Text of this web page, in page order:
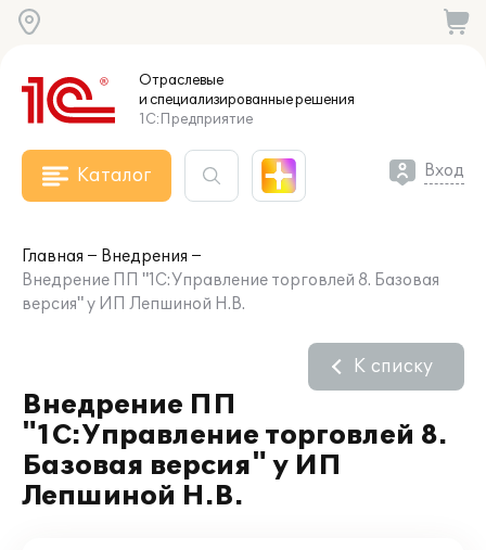
Отраслевые
и специализированныерешения
1С:Предприятие
Каталог Вход
Главная
Внедрения
Внедрение ПП "1С:Управление торговлей 8. Базовая
версия" у ИП Лепшиной Н.В.
Внедрение ПП
"1С:Управление торговлей 8.
Базовая версия" у ИП
Лепшиной Н.В.
К списку